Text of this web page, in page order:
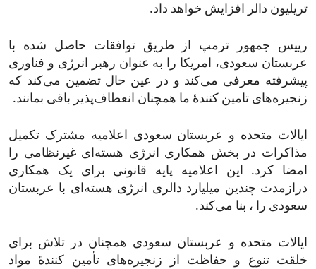
تریلیون دالر افزایش خواهد داد.
رییس جمهور ترمپ از طریق توافقات حاصل شده با
عربستان سعودی، امریکا را به عنوان رهبر انرژی و فناوری
پیشرفته معرفی می‌کند و در عین حال تضمین می‌کند که
زنجیره‌های تامین کنندۀ ما همچنان انعطاف‌پذیر باقی بمانند.
ایالات متحده و عربستان سعودی اعلامیه مشترک تکمیل
مذاکرات در بخش همکاری انرژی هسته‌ای غیرنظامی را
امضا کرد. این اعلامیه پایه قانونی برای یک همکاری
درازمدت چندین میلیارد دالری انرژی هسته‌ای با عربستان
سعودی را ، بنا می‌کند.
ایالات متحده و عربستان سعودی همچنان در تلاش برای
خلقت تنوع‌ و حفاظت از زنجیره‌های تأمین کنندۀ مواد